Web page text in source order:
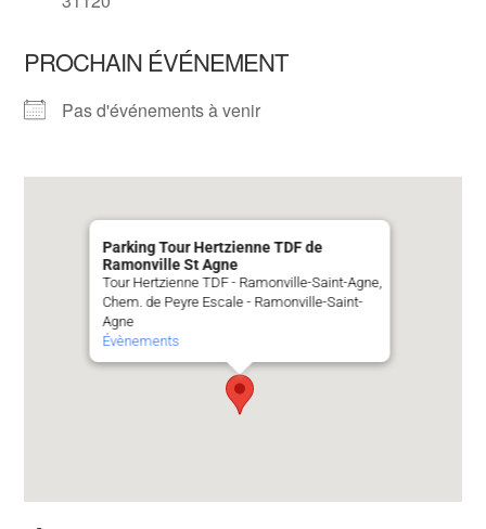
PROCHAIN ÉVÉNEMENT
Pas d'événements à venir
Parking Tour Hertzienne TDF de
Ramonville St Agne
Tour Hertzienne TDF - Ramonville-Saint-Agne,
Chem. de Peyre Escale - Ramonville-Saint-
Agne
Évènements